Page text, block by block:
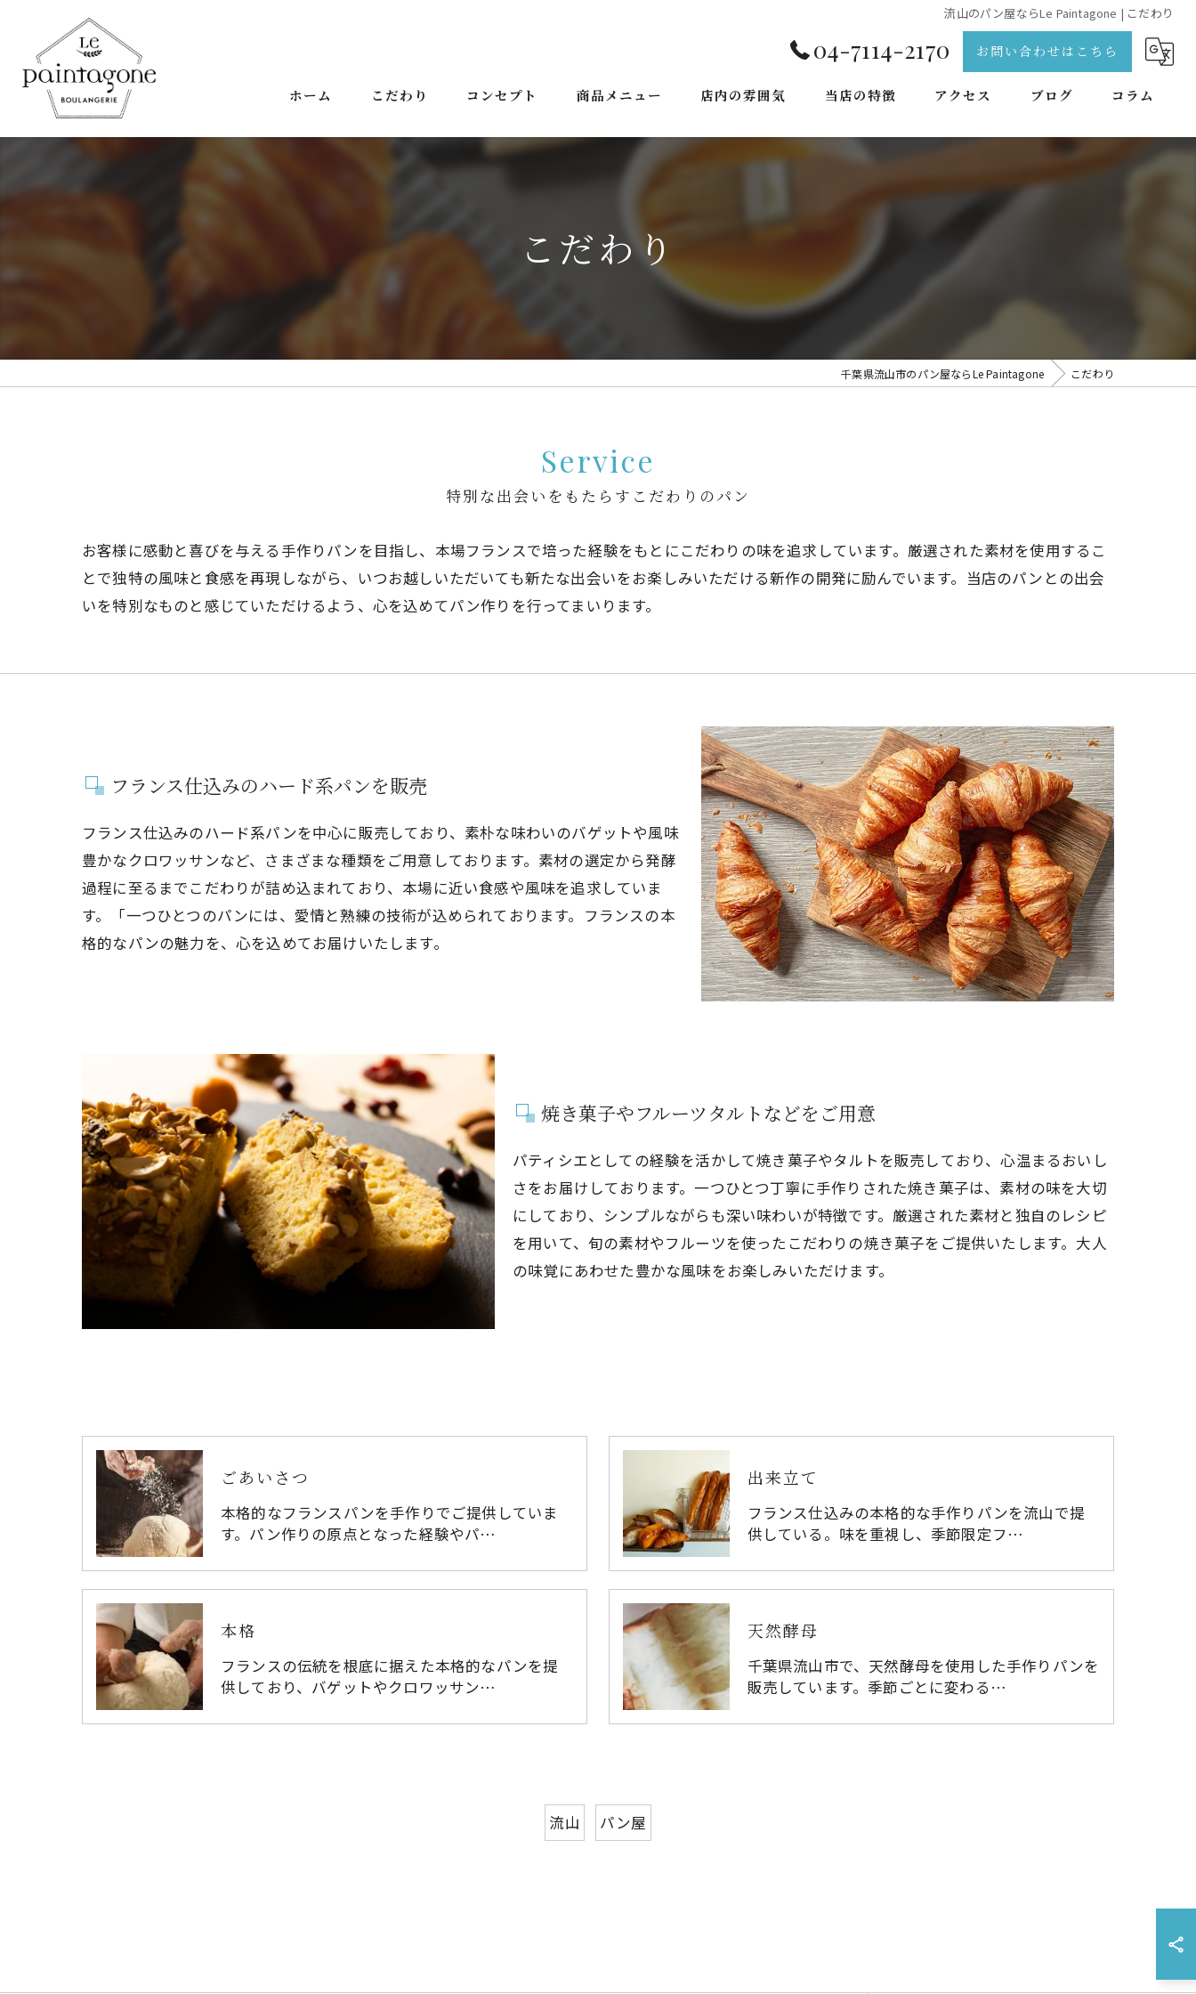
流山のパン屋ならLe Paintagone | こだわり
04-7114-2170 お問い合わせはこちら
ホーム こだわり コンセプト
ごあいさつ
商品メニュー 店内の雰囲気 当店の特徴
出来立て
アクセス ブログ コラム
こだわり
千葉県流山市のパン屋ならLe Paintagone こだわり
特別な出会いをもたらすこだわりのパン
Service
お客様に感動と喜びを与える手作りパンを目指し、本場フランスで培った経験をもとにこだわりの味を追求しています。厳選された素材を使用するこ
とで独特の風味と食感を再現しながら、いつお越しいただいても新たな出会いをお楽しみいただける新作の開発に励んでいます。当店のパンとの出会
いを特別なものと感じていただけるよう、心を込めてパン作りを行ってまいります。
フランス仕込みのハード系パンを販売
フランス仕込みのハード系パンを中心に販売しており、素朴な味わいのバゲットや風味
豊かなクロワッサンなど、さまざまな種類をご用意しております。素材の選定から発酵
過程に至るまでこだわりが詰め込まれており、本場に近い食感や風味を追求していま
す。「一つひとつのパンには、愛情と熟練の技術が込められております。フランスの本
格的なパンの魅力を、心を込めてお届けいたします。
焼き菓子やフルーツタルトなどをご用意
パティシエとしての経験を活かして焼き菓子やタルトを販売しており、心温まるおいし
さをお届けしております。一つひとつ丁寧に手作りされた焼き菓子は、素材の味を大切
にしており、シンプルながらも深い味わいが特徴です。厳選された素材と独自のレシピ
を用いて、旬の素材やフルーツを使ったこだわりの焼き菓子をご提供いたします。大人
の味覚にあわせた豊かな風味をお楽しみいただけます。
ごあいさつ
本格的なフランスパンを手作りでご提供していま
す。パン作りの原点となった経験やパ…
出来立て
フランス仕込みの本格的な手作りパンを流山で提
供している。味を重視し、季節限定フ…
本格
フランスの伝統を根底に据えた本格的なパンを提
供しており、バゲットやクロワッサン…
天然酵母
千葉県流山市で、天然酵母を使用した手作りパンを
販売しています。季節ごとに変わる…
流山 パン屋